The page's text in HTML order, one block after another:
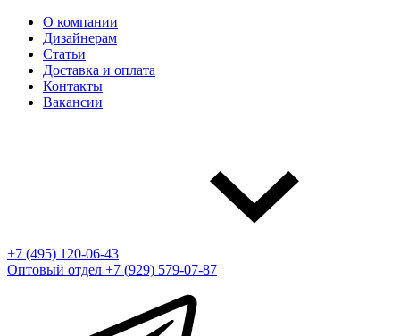
О компании
Дизайнерам
Статьи
Доставка и оплата
Контакты
Вакансии
+7 (495) 120-06-43
Оптовый отдел +7 (929) 579-07-87